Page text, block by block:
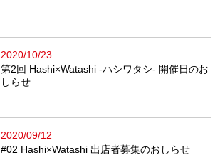
2020/10/23
第2回 Hashi×Watashi -ハシワタシ- 開催日のお
しらせ
2020/09/12
#02 Hashi×Watashi 出店者募集のおしらせ